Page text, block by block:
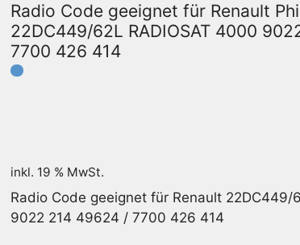
Radio Code geeignet für Renault
22DC449/62L RADIOSAT 4000
7700 426 414
inkl. 19 % MwSt.
Radio Code geeignet für Renault 22DC449/
9022 214 49624 / 7700 426 414